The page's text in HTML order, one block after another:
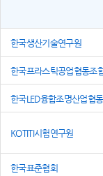
한국생산기술연구원
한국프라스틱공업협동조
한국LED융합조명산업협
KOTITI시험연구원
한국표준협회